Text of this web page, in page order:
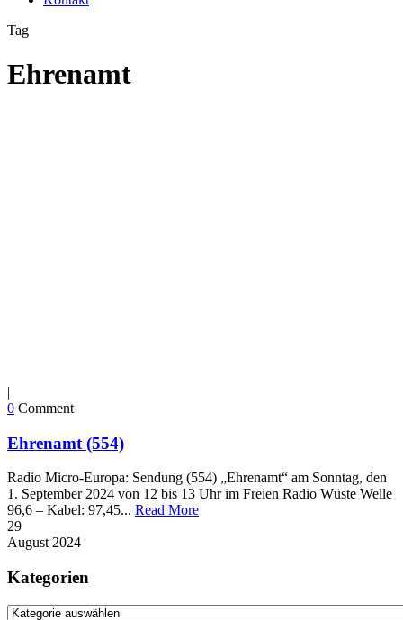
Tag
Ehrenamt
|
0 Comment
Ehrenamt (554)
Radio Micro-Europa: Sendung (554) „Ehrenamt“ am Sonntag, den
1. September 2024 von 12 bis 13 Uhr im Freien Radio Wüste Welle
96,6 – Kabel: 97,45... Read More
29
August 2024
Kategorien
Kategorien